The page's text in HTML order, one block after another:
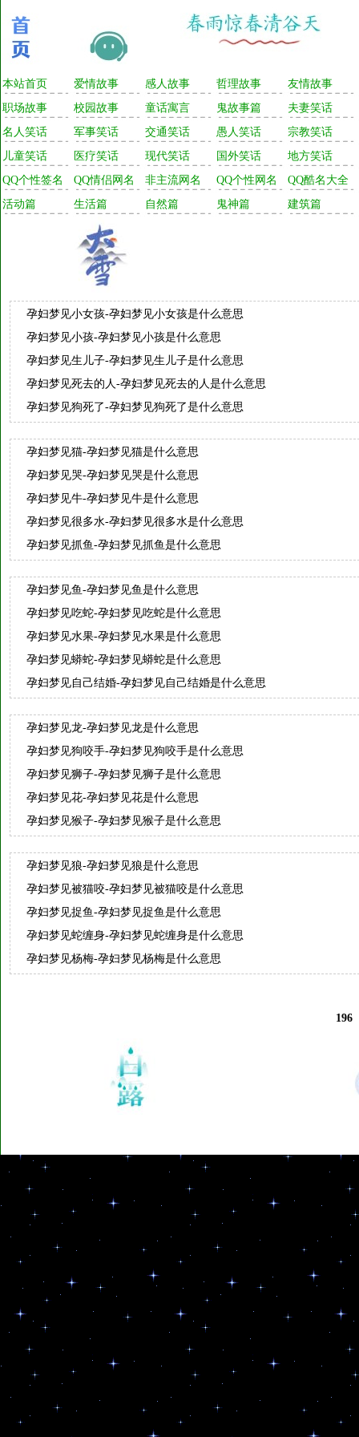
本站首页 爱情故事 感人故事 哲理故事
友情故事
职场故事
校园故事 童话寓言 鬼故事篇
夫妻笑话
名人笑话
军事笑话 交通笑话 愚人笑话
宗教笑话
儿童笑话
医疗笑话 现代笑话 国外笑话
地方笑话
QQ个性签名
QQ情侣网名 非主流网名 QQ个性网名
QQ酷名大全
活动篇
生活篇 自然篇 鬼神篇 建筑篇
孕妇梦见小女孩-孕妇梦见小女孩是什么意思
孕妇梦见小孩-孕妇梦见小孩是什么意思
孕妇梦见生儿子-孕妇梦见生儿子是什么意思
孕妇梦见死去的人-孕妇梦见死去的人是什么意思
孕妇梦见狗死了-孕妇梦见狗死了是什么意思
孕妇梦见猫-孕妇梦见猫是什么意思
孕妇梦见哭-孕妇梦见哭是什么意思
孕妇梦见牛-孕妇梦见牛是什么意思
孕妇梦见很多水-孕妇梦见很多水是什么意思
孕妇梦见抓鱼-孕妇梦见抓鱼是什么意思
孕妇梦见鱼-孕妇梦见鱼是什么意思
孕妇梦见吃蛇-孕妇梦见吃蛇是什么意思
孕妇梦见水果-孕妇梦见水果是什么意思
孕妇梦见蟒蛇-孕妇梦见蟒蛇是什么意思
孕妇梦见自己结婚-孕妇梦见自己结婚是什么意思
孕妇梦见龙-孕妇梦见龙是什么意思
孕妇梦见狗咬手-孕妇梦见狗咬手是什么意思
孕妇梦见狮子-孕妇梦见狮子是什么意思
孕妇梦见花-孕妇梦见花是什么意思
孕妇梦见猴子-孕妇梦见猴子是什么意思
孕妇梦见狼-孕妇梦见狼是什么意思
孕妇梦见被猫咬-孕妇梦见被猫咬是什么意思
孕妇梦见捉鱼-孕妇梦见捉鱼是什么意思
孕妇梦见蛇缠身-孕妇梦见蛇缠身是什么意思
孕妇梦见杨梅-孕妇梦见杨梅是什么意思
196